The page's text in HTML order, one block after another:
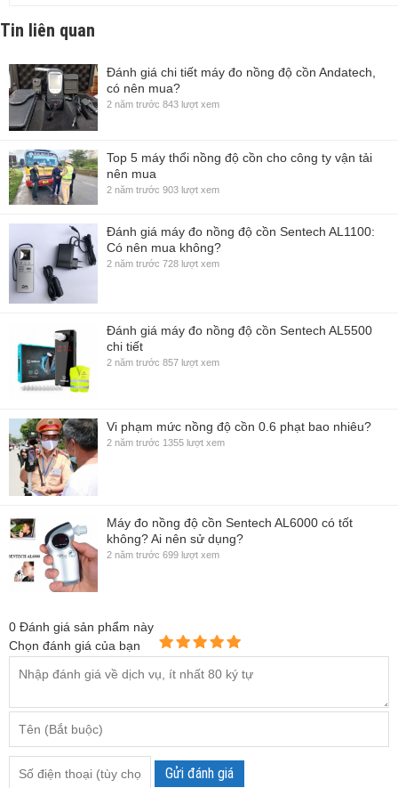
Tin liên quan
Đánh giá chi tiết máy đo nồng độ cồn Andatech,
có nên mua?
2 năm trước 843 lượt xem
Top 5 máy thổi nồng độ cồn cho công ty vận tải
nên mua
2 năm trước 903 lượt xem
Đánh giá máy đo nồng độ cồn Sentech AL1100:
Có nên mua không?
2 năm trước 728 lượt xem
Đánh giá máy đo nồng độ cồn Sentech AL5500
chi tiết
2 năm trước 857 lượt xem
Vi phạm mức nồng độ cồn 0.6 phạt bao nhiêu?
2 năm trước 1355 lượt xem
Máy đo nồng độ cồn Sentech AL6000 có tốt
không? Ai nên sử dụng?
2 năm trước 699 lượt xem
0 Đánh giá sản phẩm này
Chọn đánh giá của bạn
Gửi đánh giá